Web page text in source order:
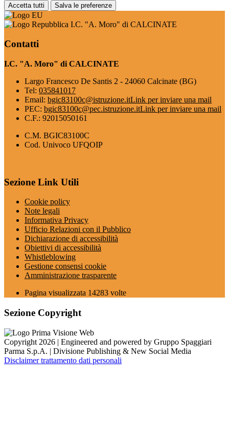
Accetta tutti Salva le preferenze
I.C. "A. Moro" di CALCINATE
Contatti
I.C. "A. Moro" di CALCINATE
Largo Francesco De Santis 2 - 24060 Calcinate (BG)
Tel: 035841017
Email: bgic83100c@istruzione.itLink per inviare una mail
PEC: bgic83100c@pec.istruzione.itLink per inviare una mail
C.F.: 92015050161
C.M. BGIC83100C
Cod. Univoco UFQOIP
Sezione Link Utili
Cookie policy
Note legali
Informativa Privacy
Ufficio Relazioni con il Pubblico
Dichiarazione di accessibilità
Obiettivi di accessibilità
Whistleblowing
Gestione consensi cookie
Amministrazione trasparente
Pagina visualizzata 14283 volte
Sezione Copyright
Copyright 2026 | Engineered and powered by Gruppo Spaggiari
Parma S.p.A. | Divisione Publishing & New Social Media
Disclaimer trattamento dati personali